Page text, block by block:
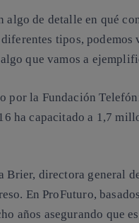
algo de detalle en qué
tipos,
que vamos a
por la Fundación
ha capacitado a 1,7
Brier, directora general
En ProFuturo,
años asegurando que